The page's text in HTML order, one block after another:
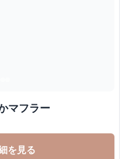
マフラー
を見る